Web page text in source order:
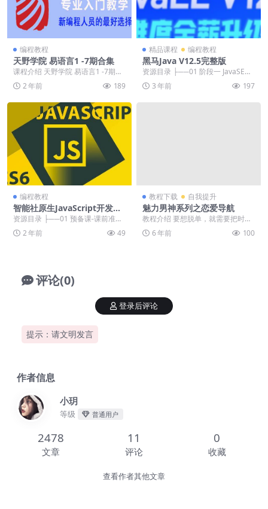
编程教程
天野学院 易语言1 -7期合集
课程介绍 天野学院 易语言1 -7期合
集 资源目录 某野：1-7期/ ├──0
0... 2 年前 189
精品课程 编程教程
黑马Java V12.5完整版
资源目录 ├──01 阶段一 JavaSE基
础 | ├──01 第一章 Ja...
3 年前 197
编程教程
智能社原生JavaScript开发高
级课程
资源目录 ├──01 预备课-课前准备
| ├──【录播】预备课——课前准
备...2 年前 49
教程下载 自我提升
魅力男神系列之恋爱导航
教程介绍 要想脱单，就需要把时间
和精力花费在脱单上面，不断去接
触异性。不断学习异...
6 年前 100
评论(0)
提示：请文明发言
登录后评论
作者信息
小玥
等级 普通用户
2478
文章
11
评论
0
收藏
查看作者其他文章